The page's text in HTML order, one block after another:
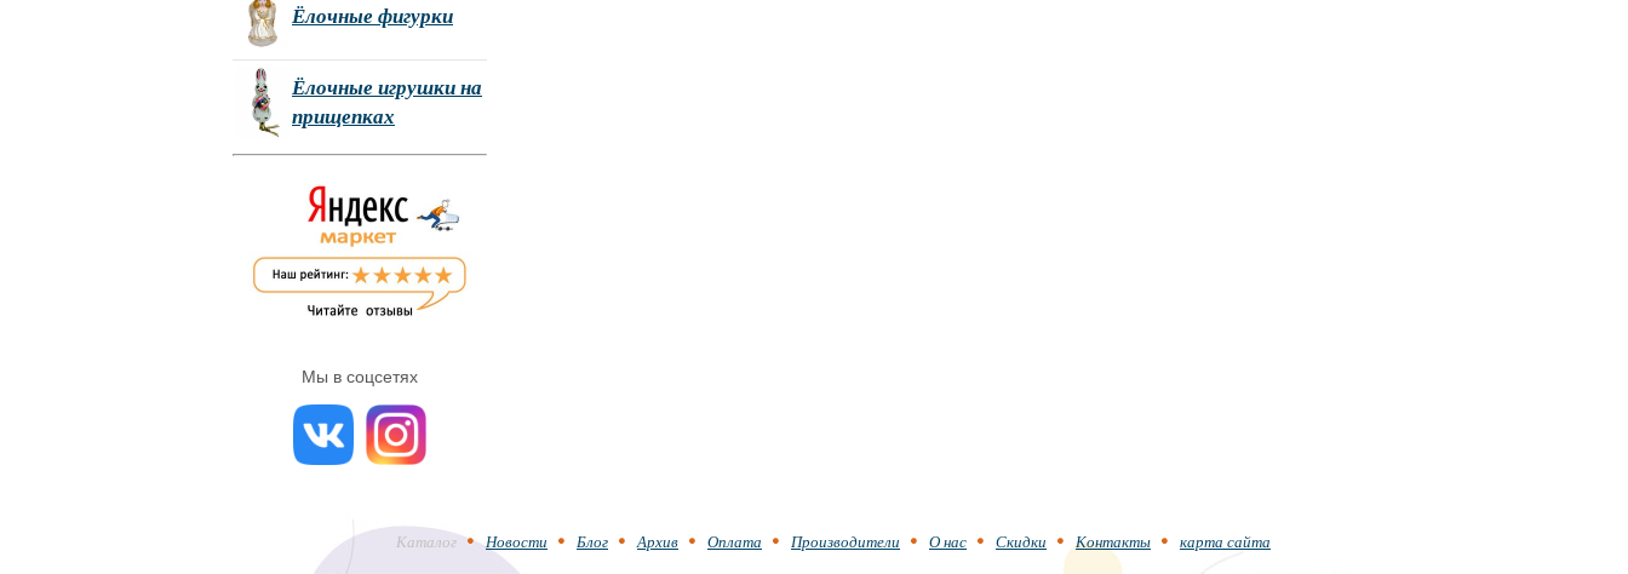
Ёлочные фигурки
Ёлочные игрушки на
прищепках
Мы в соцсетях
Каталог Новости Блог Архив Оплата Производители О нас Скидки Контакты карта сайта